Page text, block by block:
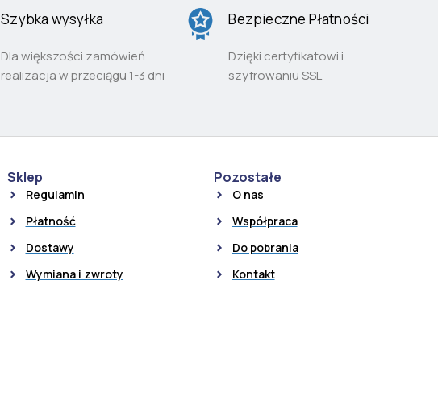
Szybka wysyłka
Dla większości zamówień
realizacja w przeciągu 1-3 dni
Bezpieczne Płatności
Dzięki certyfikatowi i
szyfrowaniu SSL
Sklep
Regulamin
Płatność
Dostawy
Wymiana i zwroty
Pozostałe
O nas
Współpraca
Do pobrania
Kontakt